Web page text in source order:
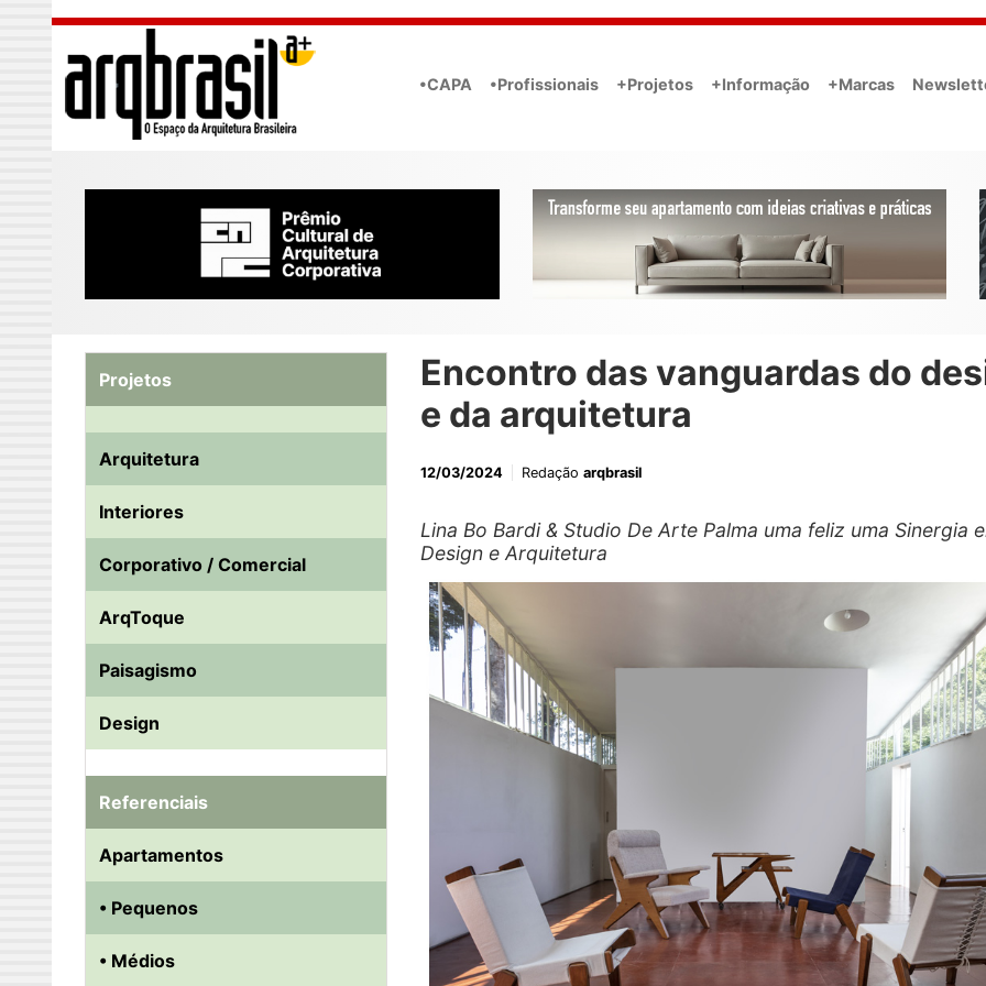
Skip to main content
•CAPA •Profissionais +Projetos +Informação +Marcas
Encontro das vanguardas do
e da arquitetura
12/03/2024 Redação arqbrasil
Lina Bo Bardi & Studio De Arte Palma uma feliz uma Sinergia
Design e Arquitetura
Projetos
Arquitetura
Interiores
Corporativo / Comercial
ArqToque
Paisagismo
Design
Referenciais
Apartamentos
• Pequenos
• Médios